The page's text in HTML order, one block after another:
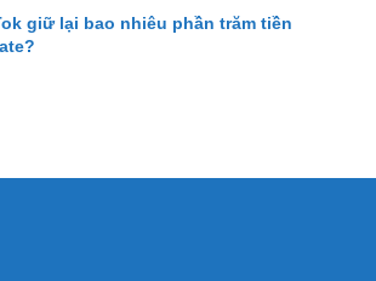
giữ lại bao nhiêu phần trăm tiền